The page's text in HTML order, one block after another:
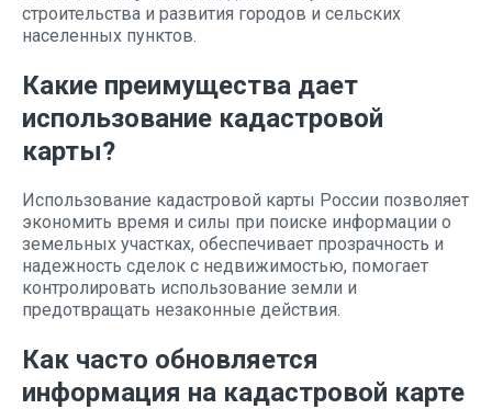
строительства и развития городов и сельских
населенных пунктов.
Какие преимущества дает
использование кадастровой
карты?
Использование кадастровой карты России позволяет
экономить время и силы при поиске информации о
земельных участках, обеспечивает прозрачность и
надежность сделок с недвижимостью, помогает
контролировать использование земли и
предотвращать незаконные действия.
Как часто обновляется
информация на кадастровой карте